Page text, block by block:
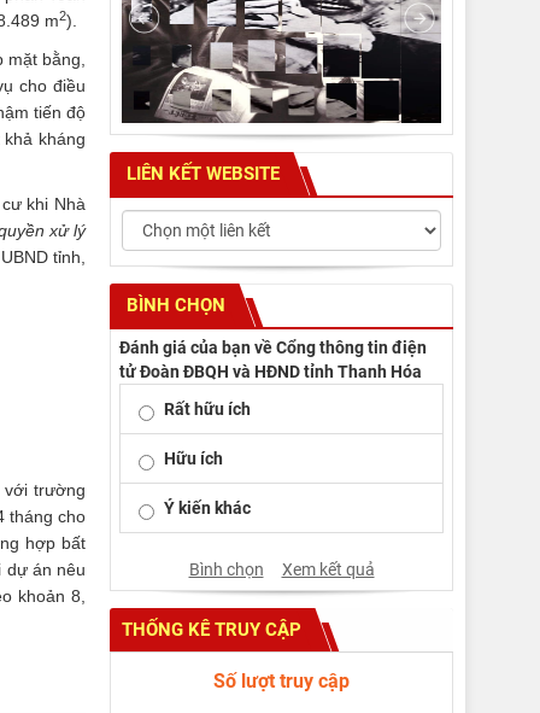
m2).
bằng,
cho điều
tiến độ
kháng
khi Nhà
xử lý
tỉnh,
với trường
tháng cho
hợp bất
dự án nêu
khoản 8,
LIÊN KẾT WEBSITE
BÌNH CHỌN
Đánh giá của bạn về Cổng thông tin điện
tử Đoàn ĐBQH và HĐND tỉnh Thanh Hóa
Rất hữu ích
Hữu ích
Ý kiến khác
Bình chọn Xem kết quả
THỐNG KÊ TRUY CẬP
Số lượt truy cập